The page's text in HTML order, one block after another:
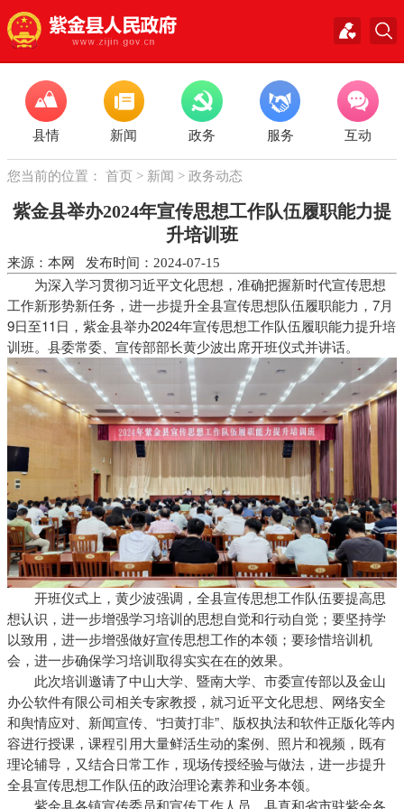
县情 新闻 政务 服务 互动
您当前的位置： 首页 > 新闻 > 政务动态
紫金县举办2024年宣传思想工作队伍履职能力提
升培训班
来源：本网 发布时间：2024-07-15
为深入学习贯彻习近平文化思想，准确把握新时代宣传思想
工作新形势新任务，进一步提升全县宣传思想队伍履职能力，7月
9日至11日，紫金县举办2024年宣传思想工作队伍履职能力提升培
训班。县委常委、宣传部部长黄少波出席开班仪式并讲话。
开班仪式上，黄少波强调，全县宣传思想工作队伍要提高思
想认识，进一步增强学习培训的思想自觉和行动自觉；要坚持学
以致用，进一步增强做好宣传思想工作的本领；要珍惜培训机
会，进一步确保学习培训取得实实在在的效果。
此次培训邀请了中山大学、暨南大学、市委宣传部以及金山
办公软件有限公司相关专家教授，就习近平文化思想、网络安全
和舆情应对、新闻宣传、“扫黄打非”、版权执法和软件正版化等内
容进行授课，课程引用大量鲜活生动的案例、照片和视频，既有
理论辅导，又结合日常工作，现场传授经验与做法，进一步提升
全县宣传思想工作队伍的政治理论素养和业务本领。
紫金县各镇宣传委员和宣传工作人员、县直和省市驻紫金各